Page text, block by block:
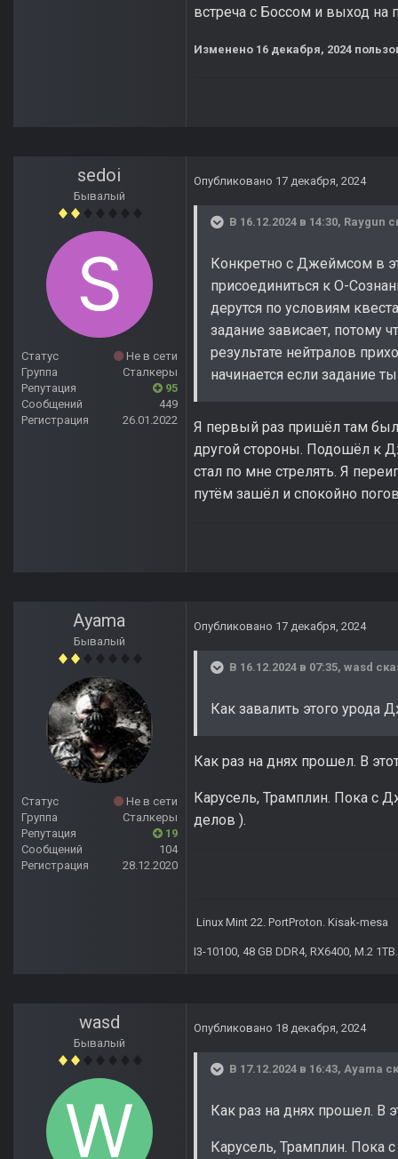
встреча с Боссом и выход на
Изменено 16 декабря, 2024
sedoi
Бывалый
Статус
Не в сети
Группа
Сталкеры
Репутация
95
Сообщений
449
Регистрация
26.01.2022
Опубликовано 17 декабря, 2024
В 16.12.2024 в 14:30, Raygun
Конкретно с Джеймсом в
присоединиться к О-
дерутся по условиям
задание зависает, потому
результате нейтралов
начинается если задание
Я первый раз пришёл там
другой стороны. Подошёл к
стал по мне стрелять. Я
путём зашёл и спокойно
Ayama
Бывалый
Статус
Не в сети
Группа
Сталкеры
Репутация
19
Сообщений
104
Регистрация
28.12.2020
Опубликовано 17 декабря, 2024
В 16.12.2024 в 07:35, wasd
Как завалить этого урода
Как раз на днях прошел. В
Карусель, Трамплин. Пока с
делов ).
Linux Mint 22. PortProton. Kisak-mesa
I3-10100, 48 GB DDR4, RX6400, M.2 1TB.
wasd
Бывалый
Опубликовано 18 декабря, 2024
В 17.12.2024 в 16:43, Ayama
Как раз на днях прошел. В
Карусель, Трамплин. Пока